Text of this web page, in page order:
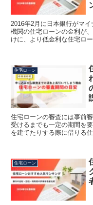
2016年2月に日本銀行がマ
機関の住宅ローンの金利が
けに、より低金利な住宅ロ
住宅ローン
住宅ローンの審査には事前
受けるまでも一定の期間を
を建てたりする際に借りる
最長35年という長期間で返
住宅ローン